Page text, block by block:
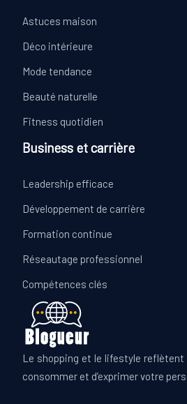
Astuces maison
Déco intérieure
Mode tendance
Beauté naturelle
Fitness quotidien
Business et carrière
Leadership efficace
Développement de carrière
Formation continue
Réseautage professionnel
Compétences clés
Le shopping et le lifestyle reflètent
consommer et d’exprimer votre